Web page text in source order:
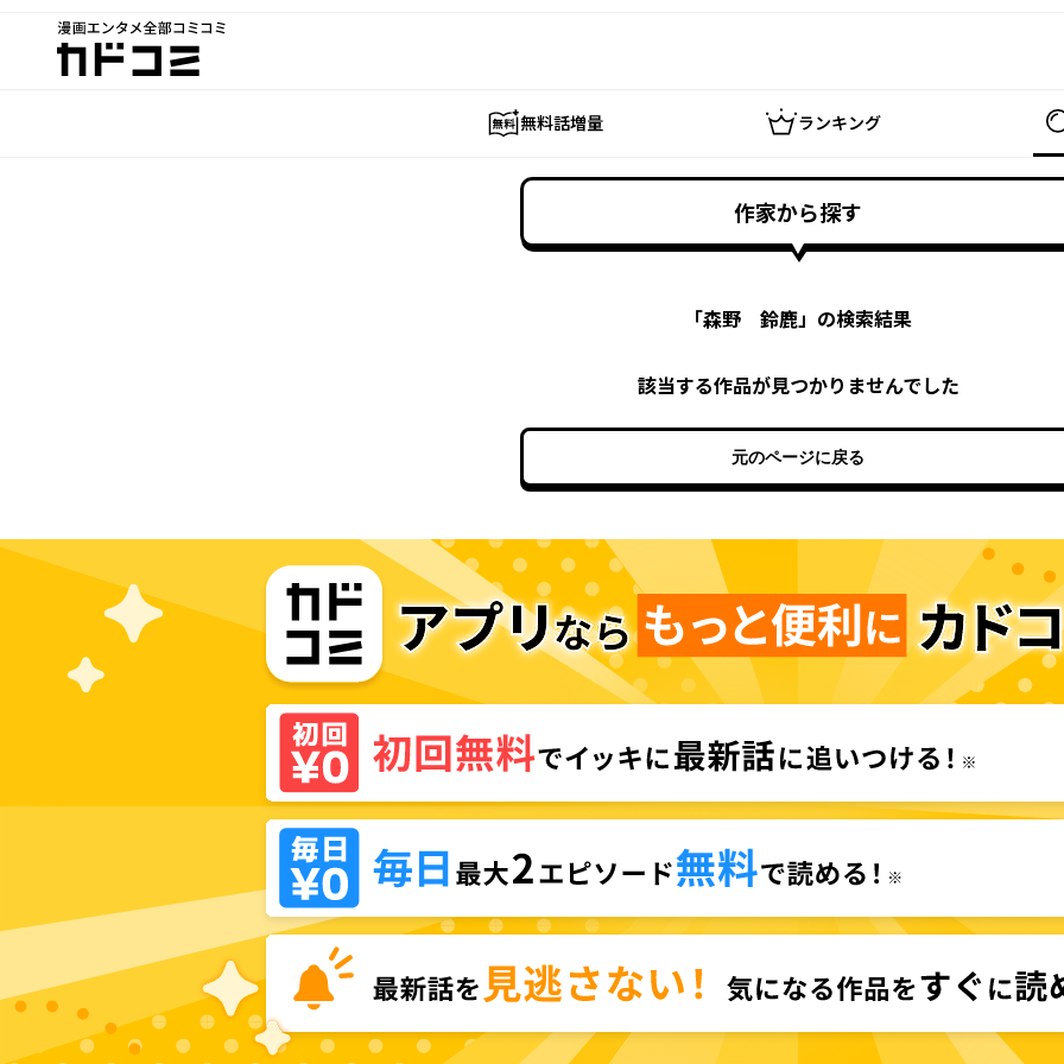
漫画エンタメ全部コミコミ
カドコミ
無料話増量 ランキング
作家から探す
「森野 鈴鹿」の検索結果
該当する作品が見つかりませんでした
元のページに戻る